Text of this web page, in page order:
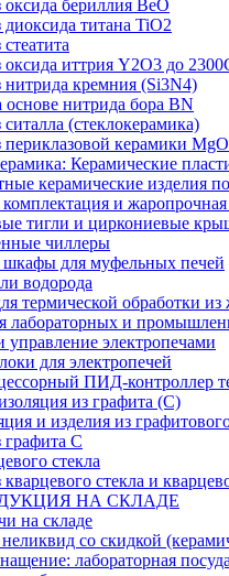
оксида бериллия BeO
диоксида титана TiO2
оксида иттрия Y2O3 до
нитрида кремния (Si3N4)
основе нитрида бора BN
(стеклокерамика)
периклазовой керамики
Керамические
керамические изделия
и жаропрочная
тигли и циркониевые
чиллеры
для муфельных печей
водорода
термической обработки
лабораторных и
электропечами
для электропечей
ПИД-контроллер
из графита (С)
и изделия из
графита С
стекла
стекла и
НА СКЛАДЕ
на складе
со скидкой
лабораторная